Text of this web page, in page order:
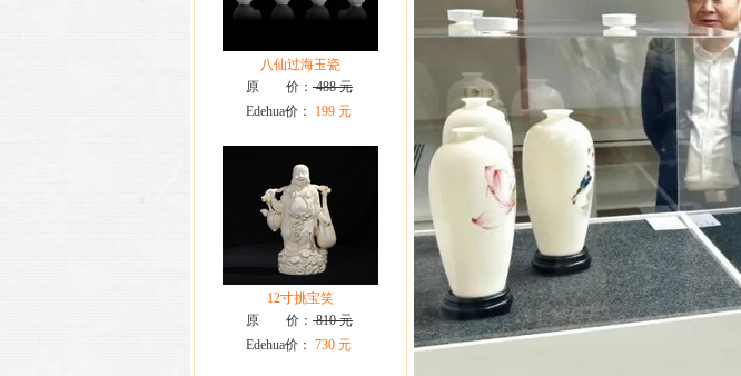
八仙过海玉瓷
原 价： 488 元
Edehua价：
199 元
12寸挑宝笑
原 价： 810 元
Edehua价： 730 元